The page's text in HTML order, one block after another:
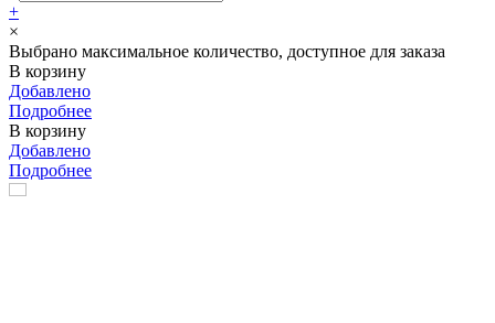
+
×
Выбрано максимальное количество, доступное для заказа
В корзину
Добавлено
Подробнее
В корзину
Добавлено
Подробнее